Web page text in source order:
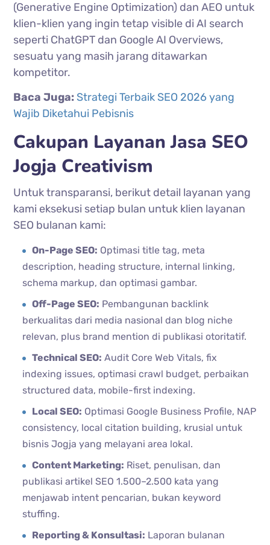
(Generative Engine Optimization) dan AEO untuk
klien-klien yang ingin tetap visible di AI search
seperti ChatGPT dan Google AI Overviews,
sesuatu yang masih jarang ditawarkan
kompetitor.
Baca Juga: Strategi Terbaik SEO 2026 yang
Wajib Diketahui Pebisnis
Cakupan Layanan Jasa SEO
Jogja Creativism
Untuk transparansi, berikut detail layanan yang
kami eksekusi setiap bulan untuk klien layanan
SEO bulanan kami:
On-Page SEO: Optimasi title tag, meta
description, heading structure, internal linking,
schema markup, dan optimasi gambar.
Off-Page SEO: Pembangunan backlink
berkualitas dari media nasional dan blog niche
relevan, plus brand mention di publikasi otoritatif.
Technical SEO: Audit Core Web Vitals, fix
indexing issues, optimasi crawl budget, perbaikan
structured data, mobile-first indexing.
Local SEO: Optimasi Google Business Profile, NAP
consistency, local citation building, krusial untuk
bisnis Jogja yang melayani area lokal.
Content Marketing: Riset, penulisan, dan
publikasi artikel SEO 1.500–2.500 kata yang
menjawab intent pencarian, bukan keyword
stuffing.
Reporting & Konsultasi: Laporan bulanan